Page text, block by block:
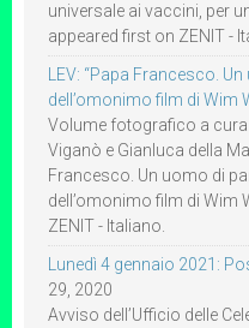
universale ai vaccini, per
appeared first on ZENIT -
LEV: “Papa Francesco.
dell’omonimo film di Wim
Volume fotografico a
Viganò e Gianluca della
Francesco. Un uomo di
dell’omonimo film di Wim
ZENIT - Italiano.
Lunedì 4 gennaio 2021:
29, 2020
Avviso dell’Ufficio delle